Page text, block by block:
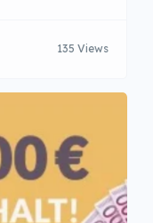
135 Views